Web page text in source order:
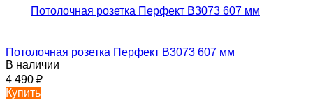
Потолочная розетка Перфект B3073 607 мм
В наличии
4 490 ₽
Купить